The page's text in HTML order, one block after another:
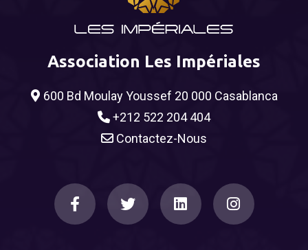
Association Les Impériales
600 Bd Moulay Youssef 20 000 Casablanca
+212 522 204 404
Contactez-Nous